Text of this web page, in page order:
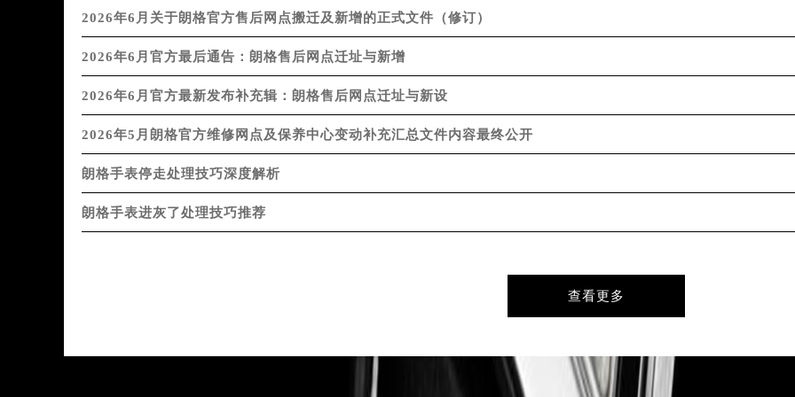
北京市东城区东长安街1号王府井东方广场W3座6层602室朗格售后服务中心（需提前预约）
河北省保定市竞秀区朝阳北大街北国先天下朗格售后服务中心（需提前预约）
内蒙古自治区阿拉善盟市左旗土尔扈特大街朗格售后服务中心（需提前预约）
内蒙古自治区巴彦淖尔市临河区新华街朗格售后服务中心（需提前预约）
内蒙古自治区包头市青山区幸福路甲3号王府井百货名表维修朗格售后服务中心（需提前预约）
内蒙古自治区赤峰市红山区哈达街朗格售后服务中心（需提前预约）
内蒙古自治区通辽市科尔沁区明仁大街朗格售后服务中心（需提前预约）
内蒙古自治区乌海市海勃湾区人民南路朗格售后服务中心（需提前预约）
山西省晋城市城区黄华街朗格售后服务中心（需提前预约）
山西省晋中市榆次区顺城街朗格售后服务中心（需提前预约）
2026年6月关于朗格官方售后网点搬迁及新增的正式文件（修订）
2026年6月官方最后通告：朗格售后网点迁址与新增
2026年6月官方最新发布补充辑：朗格售后网点迁址与新设
2026年5月朗格官方维修网点及保养中心变动补充汇总文件内容最终公开
朗格手表停走处理技巧深度解析
朗格手表进灰了处理技巧推荐
查看更多